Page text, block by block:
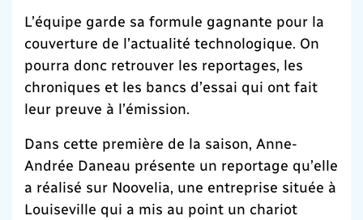
L’équipe garde sa formule gagnante pour la
couverture de l’actualité technologique. On
pourra donc retrouver les reportages, les
chroniques et les bancs d’essai qui ont fait
leur preuve à l’émission.
Dans cette première de la saison, Anne-
Andrée Daneau présente un reportage qu’elle
a réalisé sur Noovelia, une entreprise située à
Louiseville qui a mis au point un chariot